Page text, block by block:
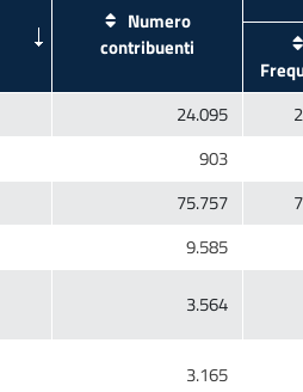
Numero